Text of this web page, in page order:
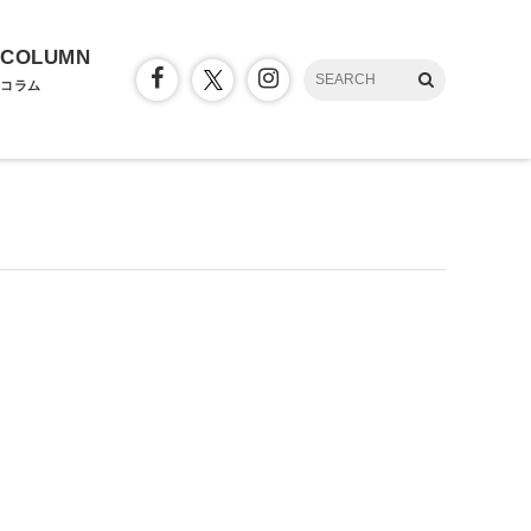
COLUMN
コラム